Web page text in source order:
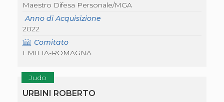
Mappa del sito
Cerca
Newsletter
Corsi di Specializzazione
Maestro Difesa Personale/MGA
Anno di Acquisizione
2022
Comitato
EMILIA-ROMAGNA
Judo
URBINI ROBERTO